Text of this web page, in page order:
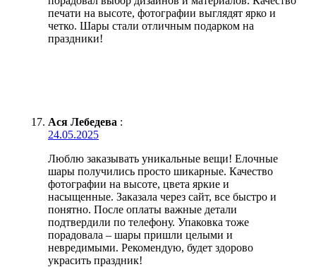
печати на высоте, фотографии выглядят ярко и
четко. Шары стали отличным подарком на
праздники!
Ася Лебедева :
24.05.2025
Люблю заказывать уникальные вещи! Елочные
шары получились просто шикарные. Качество
фотографии на высоте, цвета яркие и
насыщенные. Заказала через сайт, все быстро и
понятно. После оплаты важные детали
подтвердили по телефону. Упаковка тоже
порадовала – шары пришли целыми и
невредимыми. Рекомендую, будет здорово
украсить праздник!